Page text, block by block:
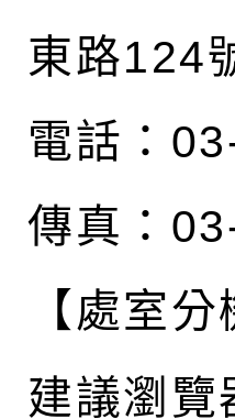
東路124
電話：
傳真：
【處室分
建議瀏